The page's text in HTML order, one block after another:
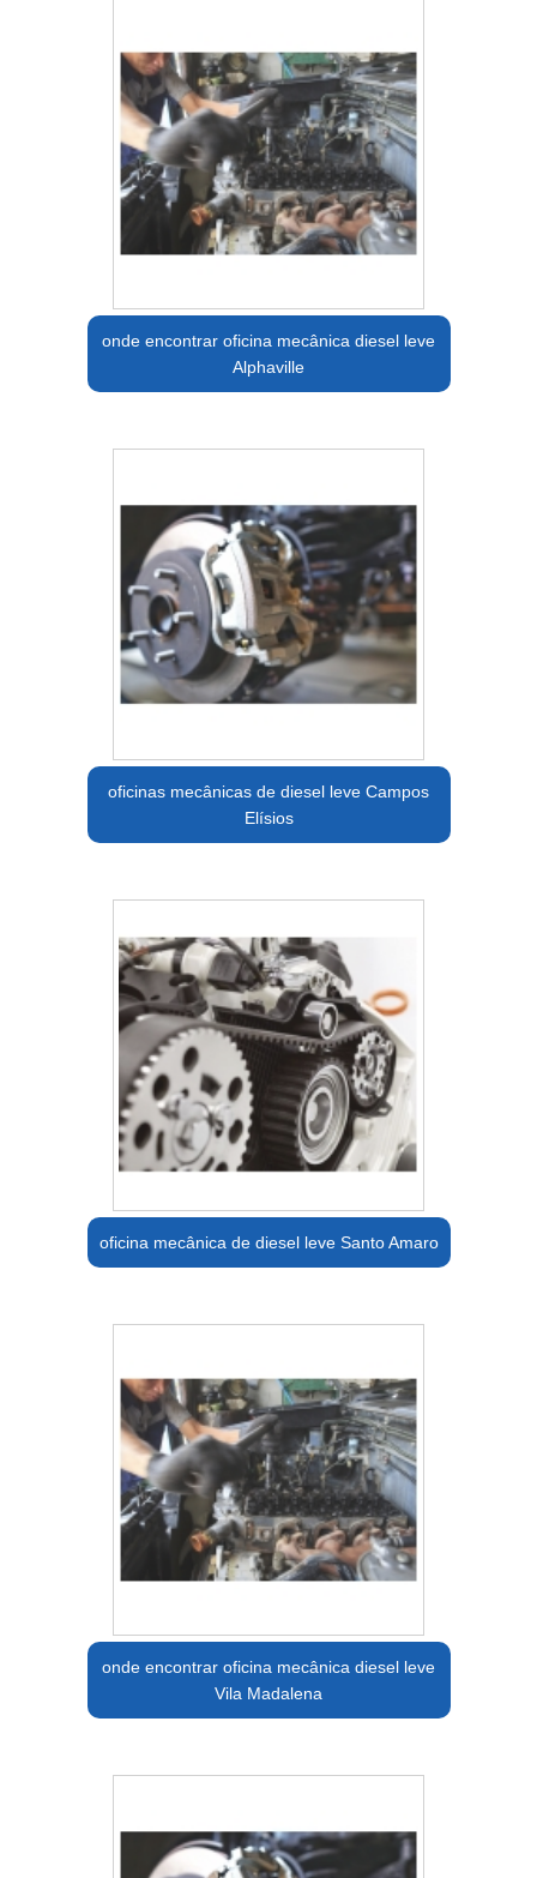
onde encontrar oficina mecânica diesel leve
Alphaville
oficinas mecânicas de diesel leve Campos
Elísios
oficina mecânica de diesel leve Santo Amaro
onde encontrar oficina mecânica diesel leve
Vila Madalena